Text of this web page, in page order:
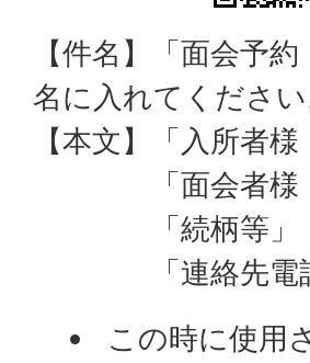
【件名】「面会予
名に入れてください
【本文】「入所者
「面会者様
「続柄等」
「連絡先電話
この時に使用